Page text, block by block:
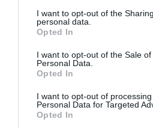
I want to opt-out of the
personal data.
Opted In
I want to opt-out of the Sale of
Personal Data.
Opted In
I want to opt-out of
Personal Data for Targeted
Opted In
Marta Uriel y Edgar Abarca
De «Las alteraciones de
individualizado» habló